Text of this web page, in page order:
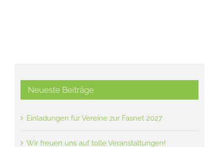
Neueste Beiträge
Einladungen für Vereine zur Fasnet 2027
Wir freuen uns auf tolle Veranstaltungen!